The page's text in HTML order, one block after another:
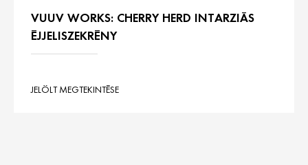
VUUV WORKS: CHERRY HERD INTARZIÁS
ÉJJELISZEKRÉNY
JELÖLT MEGTEKINTÉSE